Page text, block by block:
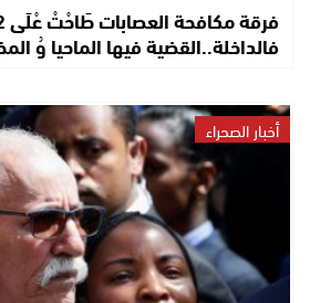
فالداخلة..القضية فيها الماحيا وُ
أخبار الصحراء